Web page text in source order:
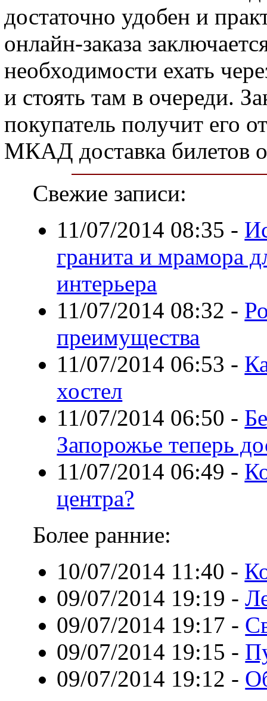
достаточно удобен и
онлайн-заказа
необходимости ехать
и стоять там в очереди.
покупатель получит его
МКАД доставка билетов
Свежие записи:
11/07/2014 08:35 -
гранита и мрамора
интерьера
11/07/2014 08:32 -
преимущества
11/07/2014 06:53 -
хостел
11/07/2014 06:50 -
Запорожье теперь
11/07/2014 06:49 -
центра?
Более ранние:
10/07/2014 11:40 -
09/07/2014 19:19 -
09/07/2014 19:17 -
09/07/2014 19:15 -
09/07/2014 19:12 -